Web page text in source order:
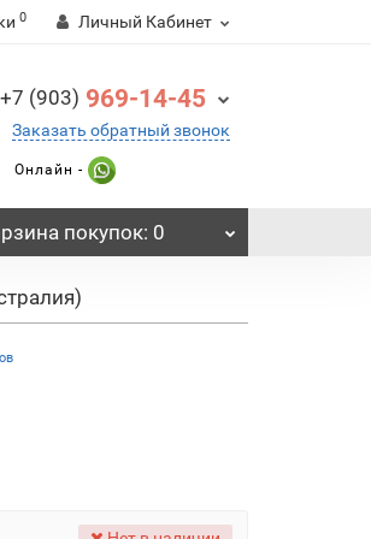
0 Личный Кабинет
+7 (903) 969-14-45
Заказать обратный звонок
Онлайн -
покупок: 0